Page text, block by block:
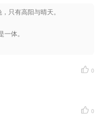
只有高阳与晴天。
体。
0
0